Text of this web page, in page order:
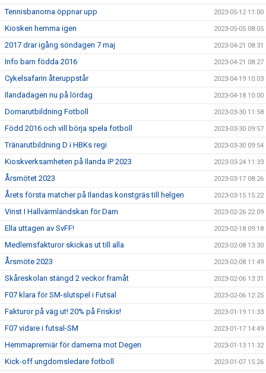
Tennisbanorna öppnar upp 2023-05-12 11:00
Kiosken hemma igen 2023-05-05 08:05
2017 drar igång söndagen 7 maj 2023-04-21 08:31
Info barn födda 2016 2023-04-21 08:27
Cykelsafarin återuppstår 2023-04-19 10:03
Ilandadagen nu på lördag 2023-04-18 10:00
Domarutbildning Fotboll 2023-03-30 11:58
Född 2016 och vill börja spela fotboll 2023-03-30 09:57
Tränarutbildning D i HBKs regi 2023-03-30 09:54
Kioskverksamheten på Ilanda IP 2023 2023-03-24 11:33
Årsmötet 2023 2023-03-17 08:26
Årets första matcher på Ilandas konstgräs till helgen 2023-03-15 15:22
Vinst I Hallvärmländskan för Dam 2023-02-26 22:09
Ella uttagen av SvFF! 2023-02-18 09:18
Medlemsfakturor skickas ut till alla 2023-02-08 13:30
Årsmöte 2023 2023-02-08 11:49
Skåreskolan stängd 2 veckor framåt 2023-02-06 13:31
F07 klara för SM-slutspel i Futsal 2023-02-06 12:25
Fakturor på väg ut! 20% på Friskis! 2023-01-19 11:33
F07 vidare i futsal-SM 2023-01-17 14:49
Hemmapremiär för damerna mot Degen 2023-01-13 11:32
Kick-off ungdomsledare fotboll 2023-01-07 15:26